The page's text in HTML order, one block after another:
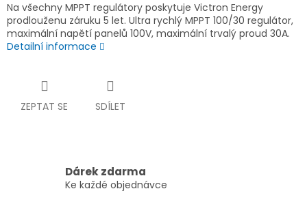
Na všechny MPPT regulátory poskytuje Victron Energy
prodlouženu záruku 5 let. Ultra rychlý MPPT 100/30 regulátor,
maximální napětí panelů 100V, maximální trvalý proud 30A.
Detailní informace
ZEPTAT SE SDÍLET
Dárek zdarma
Ke každé objednávce